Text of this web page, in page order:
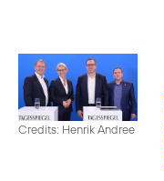
Credits: Henrik Andree